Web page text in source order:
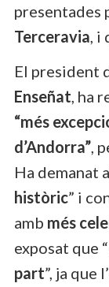
presentades
Terceravia, i
El president
Enseñat, ha
“més
d’Andorra”,
Ha demanat
històric” i
amb més
exposat que “
part”, ja que